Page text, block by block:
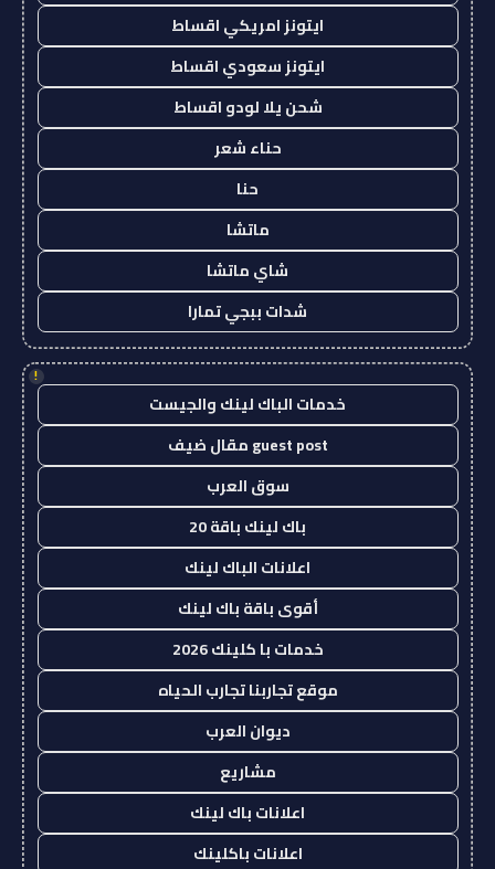
ايتونز امريكي اقساط
ايتونز سعودي اقساط
شحن يلا لودو اقساط
حناء شعر
حنا
ماتشا
شاي ماتشا
شدات ببجي تمارا
!
خدمات الباك لينك والجيست
guest post مقال ضيف
سوق العرب
باك لينك باقة 20
اعلانات الباك لينك
أقوى باقة باك لينك
خدمات با كلينك 2026
موقع تجاربنا تجارب الحياه
ديوان العرب
مشاريع
اعلانات باك لينك
اعلانات باكلينك